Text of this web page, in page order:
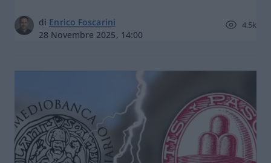
di Enrico Foscarini
28 Novembre 2025, 14:00
4.5k